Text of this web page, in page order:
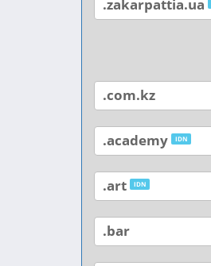
.zakarpattia.ua
.com.kz
.academy IDN
.art IDN
.bar